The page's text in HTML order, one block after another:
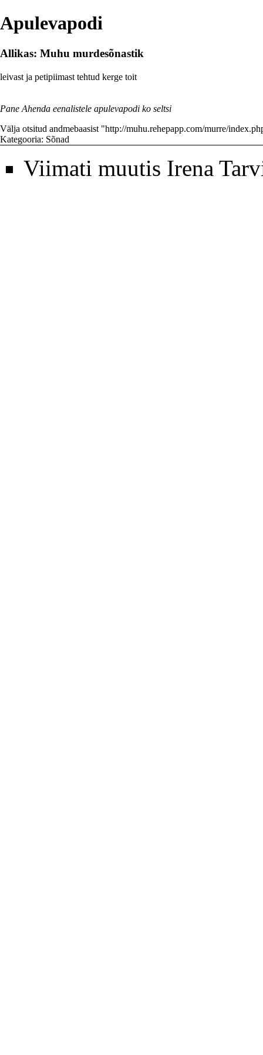
Apulevapodi
Allikas: Muhu murdesõnastik
leivast ja petipiimast tehtud kerge toit
Pane Ahenda eenalistele apulevapodi ko seltsi
Välja otsitud andmebaasist "http://muhu.rehepapp.com/murre/
Kategooria: Sõnad
Viimati muutis Irena